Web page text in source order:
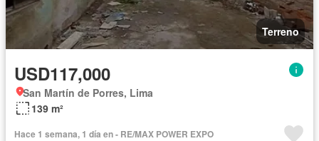
Terreno
USD117,000
San Martín de Porres, Lima
139 m²
Hace 1 semana, 1 día en - RE/MAX POWER EXPO